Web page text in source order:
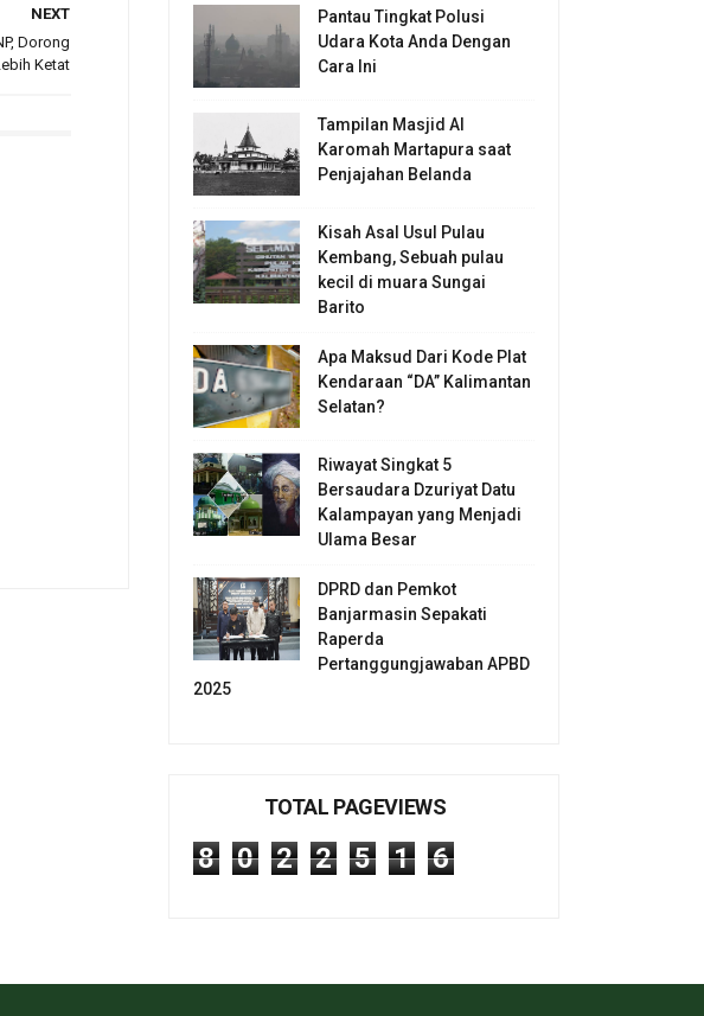
NEXT
Dorong
Ketat
Pantau Tingkat Polusi
Udara Kota Anda Dengan
Cara Ini
Tampilan Masjid Al
Karomah Martapura saat
Penjajahan Belanda
Kisah Asal Usul Pulau
Kembang, Sebuah pulau
kecil di muara Sungai
Barito
Apa Maksud Dari Kode Plat
Kendaraan “DA” Kalimantan
Selatan?
Riwayat Singkat 5
Bersaudara Dzuriyat Datu
Kalampayan yang Menjadi
Ulama Besar
DPRD dan Pemkot
Banjarmasin Sepakati
Raperda
Pertanggungjawaban APBD
2025
TOTAL PAGEVIEWS
8 0 2 2 5 1 6